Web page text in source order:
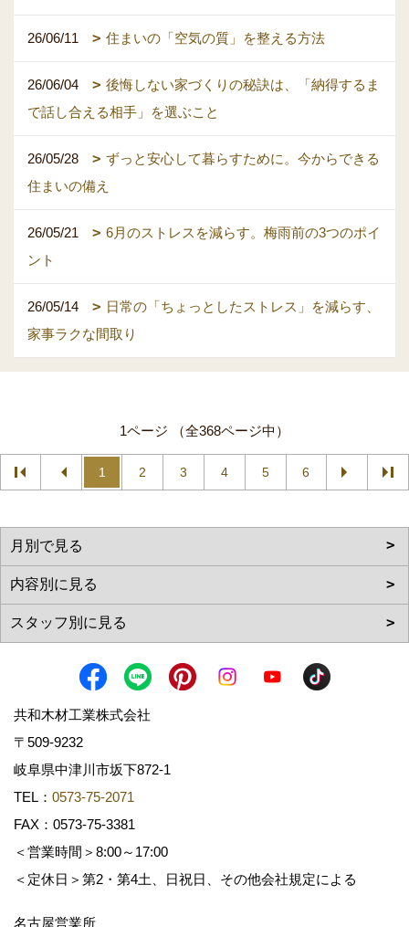
26/06/11 住まいの「空気の質」を整える方法
26/06/04
後悔しない家づくりの秘訣は、「納得するま
で話し合える相手」を選ぶこと
26/05/28
ずっと安心して暮らすために。今からできる
住まいの備え
26/05/21
6月のストレスを減らす。梅雨前の3つのポイ
ント
26/05/14
日常の「ちょっとしたストレス」を減らす、
家事ラクな間取り
1ページ （全368ページ中）
1 2 3 4 5 6
共和木材工業株式会社
〒509-9232
岐阜県中津川市坂下872‐1
TEL： 0573-75-2071
FAX：0573-75-3381
＜営業時間＞8:00～17:00
＜定休日＞第2・第4土、日祝日、その他会社規定による
名古屋営業所